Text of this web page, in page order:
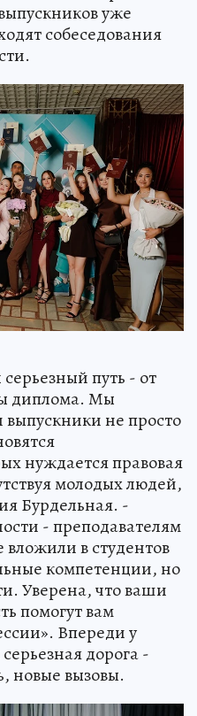
уже
собеседования
путь - от
диплома. Мы
не просто
нуждается правовая
молодых людей,
Бурдельная. -
- преподавателям
в студентов
компетенции, но
Уверена, что ваши
помогут вам
Впереди у
дорога -
новые вызовы.